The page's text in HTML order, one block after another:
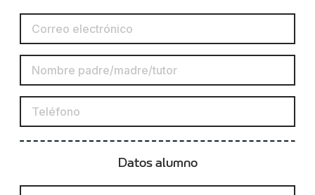
Datos alumno